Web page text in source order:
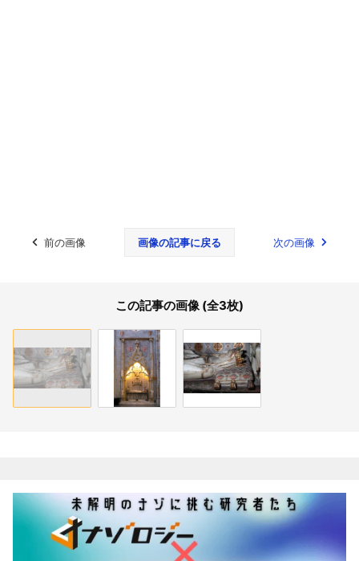
前の画像 画像の記事に戻る 次の画像
この記事の画像 (全3枚)